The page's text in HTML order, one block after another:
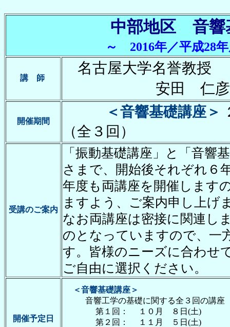
中部地区 音
～ 2016年／平成
講 師
名古屋大
安田 仁彦
開催期間
＜音響基礎講座＞
（全３回）
受講のご案内
「振動基礎講座」と「音響
さまで、開始後それぞれ６
年度も両講座を開催します
ますよう、ご案内申し上げ
なお両講座は密接に関連し
のとなっていますので、一
す。皆様のニーズに合わせ
ご自由に選択ください。
開催予定日
＜音響基礎講座＞
音響工学の基礎に関する全３回の講座
第１回： １０月 ８日(土)
第２回： １１月 ５日(土)